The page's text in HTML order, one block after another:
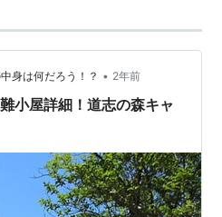
身は何だろう！？ • 2年前
小屋詳細！道志の森キャ